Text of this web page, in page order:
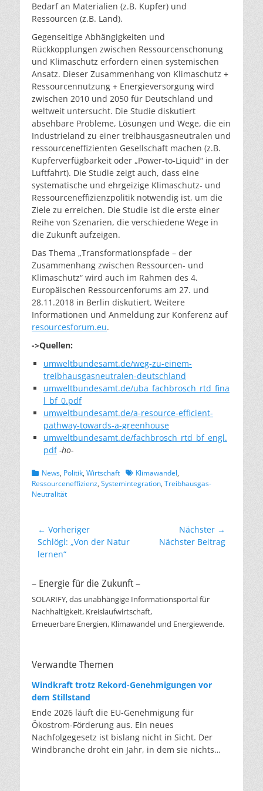
Bedarf an Materialien (z.B. Kupfer) und
Ressourcen (z.B. Land).
Gegenseitige Abhängigkeiten und
Rückkopplungen zwischen Ressourcenschonung
und Klimaschutz erfordern einen systemischen
Ansatz. Dieser Zusammenhang von Klimaschutz +
Ressourcennutzung + Energieversorgung wird
zwischen 2010 und 2050 für Deutschland und
weltweit untersucht. Die Studie diskutiert
absehbare Probleme, Lösungen und Wege, die ein
Industrieland zu einer treibhausgasneutralen und
ressourceneffizienten Gesellschaft machen (z.B.
Kupferverfügbarkeit oder „Power-to-Liquid“ in der
Luftfahrt). Die Studie zeigt auch, dass eine
systematische und ehrgeizige Klimaschutz- und
Ressourceneffizienzpolitik notwendig ist, um die
Ziele zu erreichen. Die Studie ist die erste einer
Reihe von Szenarien, die verschiedene Wege in
die Zukunft aufzeigen.
Das Thema „Transformationspfade – der
Zusammenhang zwischen Ressourcen- und
Klimaschutz“ wird auch im Rahmen des 4.
Europäischen Ressourcenforums am 27. und
28.11.2018 in Berlin diskutiert. Weitere
Informationen und Anmeldung zur Konferenz auf
resourcesforum.eu.
->Quellen:
umweltbundesamt.de/weg-zu-einem-
treibhausgasneutralen-deutschland
umweltbundesamt.de/uba_fachbrosch_rtd_fina
l_bf_0.pdf
umweltbundesamt.de/a-resource-efficient-
pathway-towards-a-greenhouse
umweltbundesamt.de/fachbrosch_rtd_bf_engl.
pdf-ho-
Kategorien
News, Politik, Wirtschaft Schlagworte
Klimawandel,
Ressourceneffizienz, Systemintegration, Treibhausgas-
Neutralität
Beitragsnavigation
← Vorheriger
Vorheriger
Beitrag:
Schlögl: „Von der Natur
lernen“
Nächster →
NächsterNächster Beitrag
– Energie für die Zukunft –
SOLARIFY, das unabhängige Informationsportal für
Nachhaltigkeit, Kreislaufwirtschaft,
Erneuerbare Energien, Klimawandel und Energiewende.
Verwandte Themen
Windkraft trotz Rekord-Genehmigungen vor
dem Stillstand
Ende 2026 läuft die EU-Genehmigung für
Ökostrom-Förderung aus. Ein neues
Nachfolgegesetz ist bislang nicht in Sicht. Der
Windbranche droht ein Jahr, in dem sie nichts